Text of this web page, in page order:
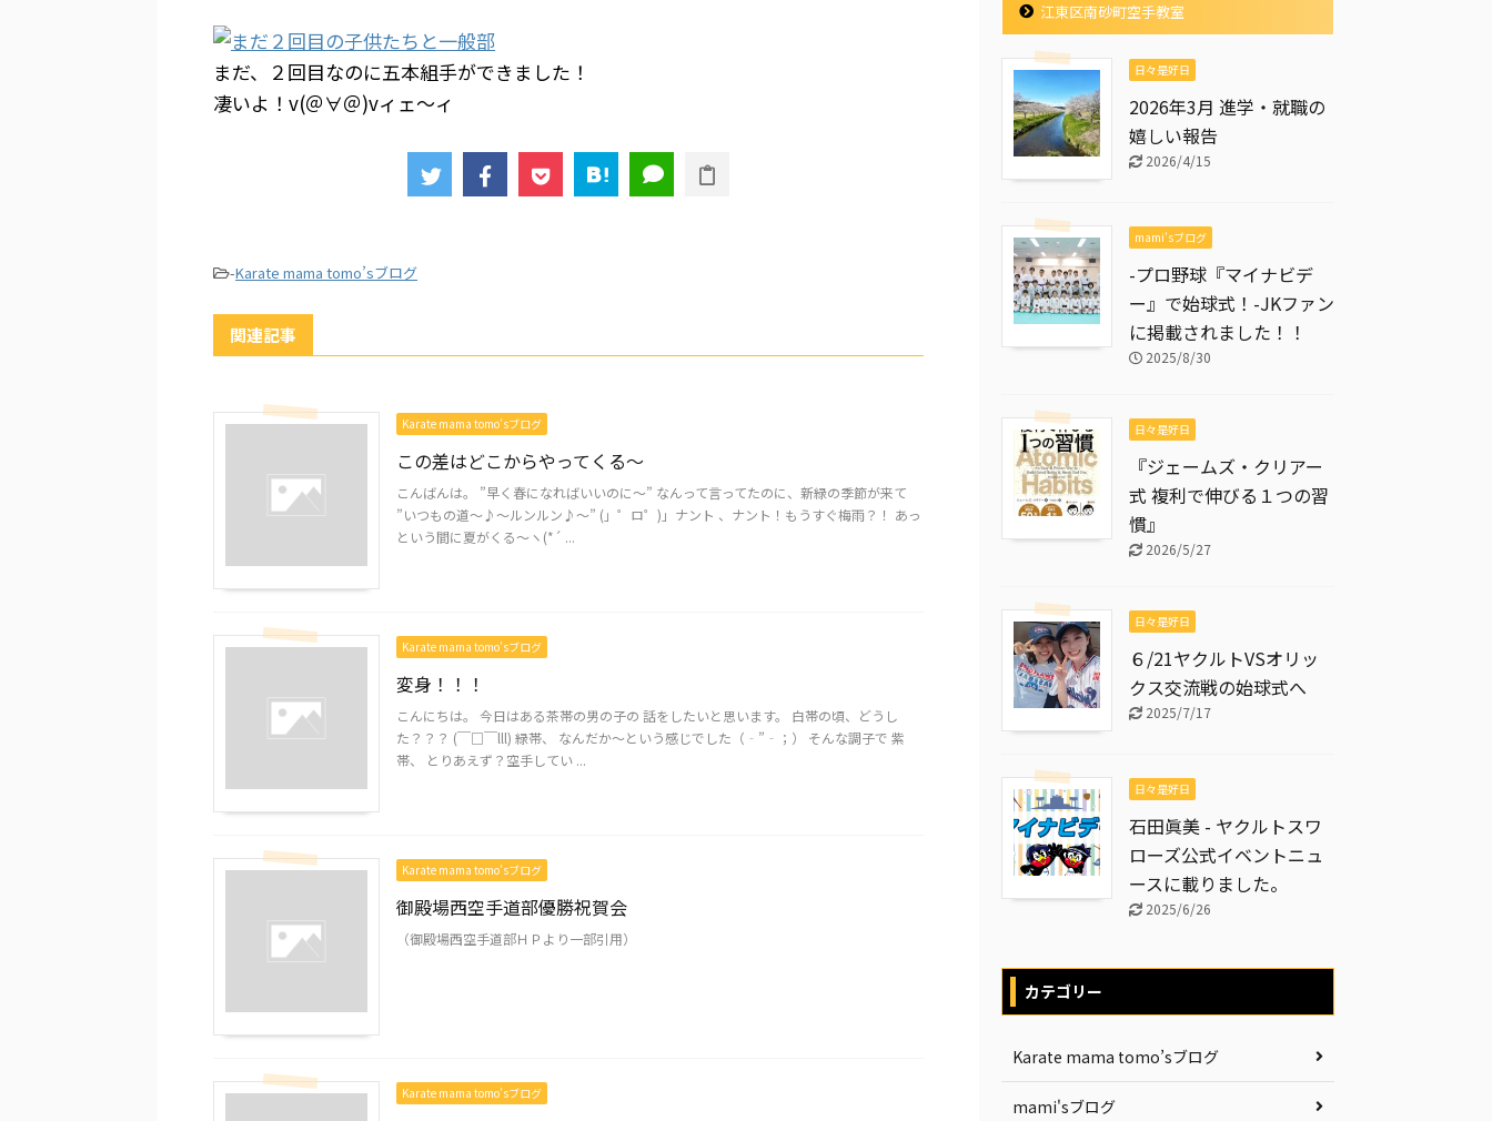
まだ、２回目なのに五本組手ができました！
凄いよ！v(＠∀＠)vィェ～ィ
-Karate mama tomo’sブログ
関連記事
Karate mama tomo’sブログ
この差はどこからやってくる～
こんばんは。 ”早く春になればいいのに～” なんって言ってたのに、新緑の季節が来て
”いつもの道～♪～ルンルン♪～” (」゜ロ゜)」ナント 、ナント！もうすぐ梅雨？！ あっ
という間に夏がくる～ヽ(*´ ...
Karate mama tomo’sブログ
変身！！！
こんにちは。 今日はある茶帯の男の子の 話をしたいと思います。 白帯の頃、どうし
た？？？ (￣□￣lll) 緑帯、 なんだか～という感じでした（‐”‐；） そんな調子で 紫
帯、 とりあえず？空手してい ...
Karate mama tomo’sブログ
御殿場西空手道部優勝祝賀会
（御殿場西空手道部ＨＰより一部引用）
Karate mama tomo’sブログ
江東区南砂町空手教室
日々是好日
2026年3月 進学・就職の
嬉しい報告
2026/4/15
mami'sブログ
-プロ野球『マイナビデ
ー』で始球式！-JKファン
に掲載されました！！
2025/8/30
日々是好日
『ジェームズ・クリアー
式 複利で伸びる１つの習
慣』
2026/5/27
日々是好日
６/21ヤクルトVSオリッ
クス交流戦の始球式へ
2025/7/17
日々是好日
石田眞美 - ヤクルトスワ
ローズ公式イベントニュ
ースに載りました。
2025/6/26
カテゴリー
Karate mama tomo’sブログ
mami'sブログ